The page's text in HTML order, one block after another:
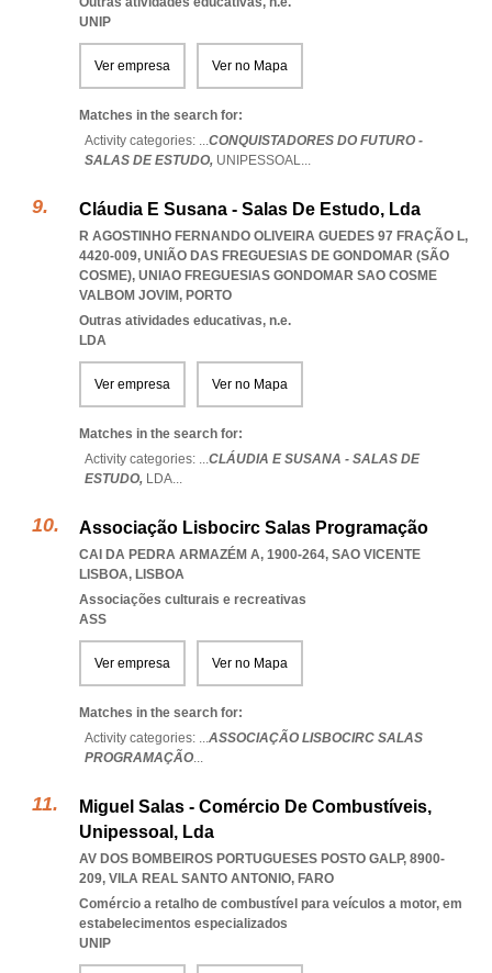
UNIP
Ver empresa Ver no Mapa
Matches in the search for:
Activity categories: ...CONQUISTADORES DO FUTURO -
SALAS DE ESTUDO, UNIPESSOAL...
Cláudia E Susana - Salas De Estudo, Lda
R AGOSTINHO FERNANDO OLIVEIRA GUEDES 97 FRAÇÃO L,
4420-009, UNIÃO DAS FREGUESIAS DE GONDOMAR (SÃO
COSME), UNIAO FREGUESIAS GONDOMAR SAO COSME
VALBOM JOVIM, PORTO
Outras atividades educativas, n.e.
LDA
Ver empresa Ver no Mapa
Matches in the search for:
Activity categories: ...CLÁUDIA E SUSANA - SALAS DE
ESTUDO, LDA...
Associação Lisbocirc Salas Programação
CAI DA PEDRA ARMAZÉM A, 1900-264, SAO VICENTE
LISBOA, LISBOA
Associações culturais e recreativas
ASS
Ver empresa Ver no Mapa
Matches in the search for:
Activity categories: ...ASSOCIAÇÃO LISBOCIRC SALAS
PROGRAMAÇÃO...
Miguel Salas - Comércio De Combustíveis,
Unipessoal, Lda
AV DOS BOMBEIROS PORTUGUESES POSTO GALP, 8900-
209, VILA REAL SANTO ANTONIO, FARO
Comércio a retalho de combustível para veículos a motor, em
estabelecimentos especializados
UNIP